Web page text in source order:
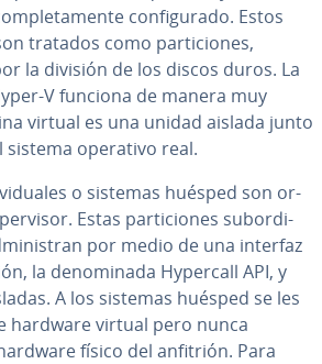
co­n­fi­gu­ra­do. Estos
tratados como pa­r­ti­cio­nes,
la división de los discos duros. La
V funciona de manera muy
virtual es una unidad aislada junto
sistema operativo real.
o sistemas huésped son or­
Estas pa­r­ti­cio­nes su­bo­r­di­
por medio de una interfaz
la de­no­mi­na­da Hypercall API, y
A los sistemas huésped se les
hardware virtual pero nunca
físico del anfitrión. Para